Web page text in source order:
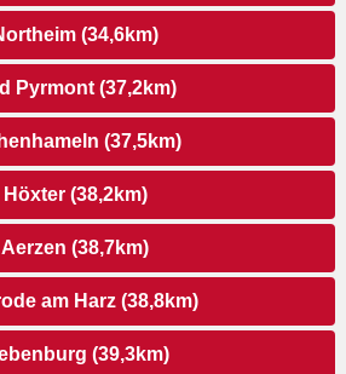
(34,6km)
Pyrmont (37,2km)
(37,5km)
Höxter (38,2km)
Aerzen (38,7km)
am Harz (38,8km)
(39,3km)